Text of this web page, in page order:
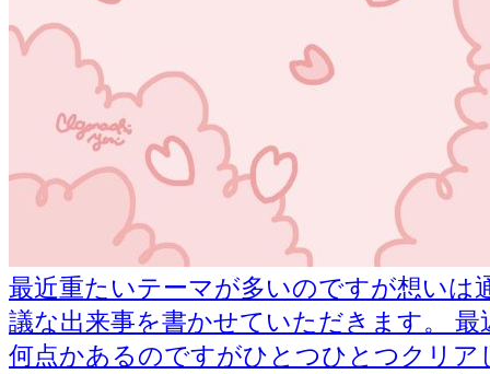
最近重たいテーマが多いのですが想いは
議な出来事を書かせていただきます。 最
何点かあるのですがひとつひとつクリア